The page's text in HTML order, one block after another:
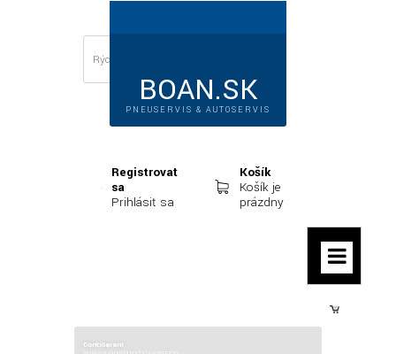
BOAN.SK
PNEUSERVIS & AUTOSERVIS
Registrovať
sa
Prihlásiť sa
Košík
Košík je
prázdny
ContiGarant